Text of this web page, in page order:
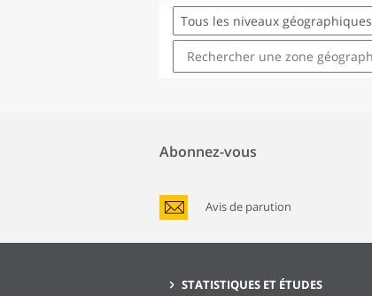
Tous les niveaux géographiques
Abonnez-vous
Avis de parution
STATISTIQUES ET ÉTUDES